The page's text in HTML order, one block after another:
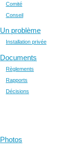
Comité
Conseil
Un problème
Installation privée
Documents
Règlements
Rapports
Décisions
Photos